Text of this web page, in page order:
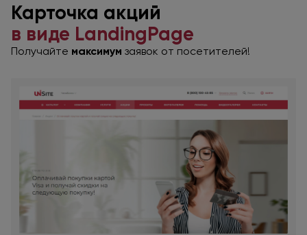
Карточка акций
в виде LandingPage
Получайте максимум заявок от посетителей!